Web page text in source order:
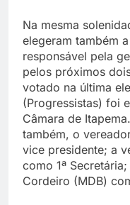
Na mesma
elegeram também
responsável pela
pelos próximos
votado na última
(Progressistas) foi
Câmara de
também, o
vice presidente; a
como 1ª
Cordeiro (MDB)